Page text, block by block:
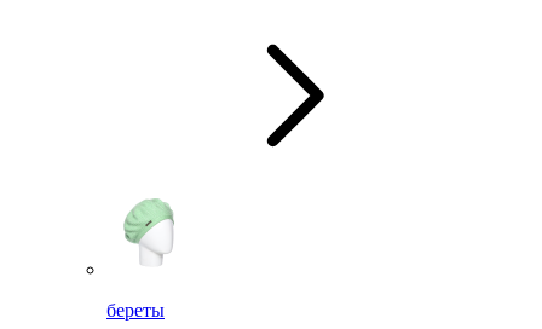
береты